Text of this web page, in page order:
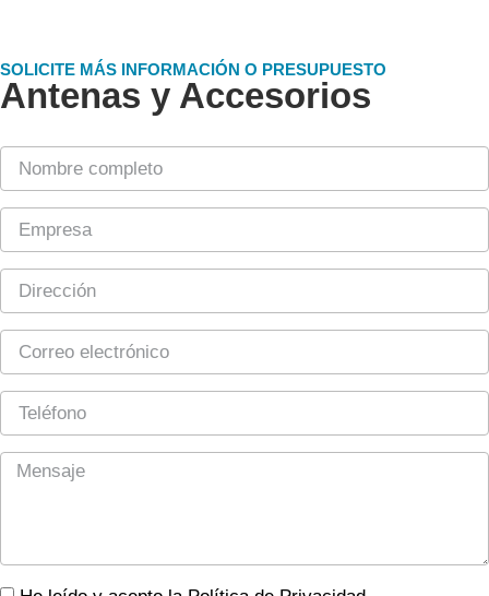
SOLICITE MÁS INFORMACIÓN O PRESUPUESTO
Antenas y Accesorios